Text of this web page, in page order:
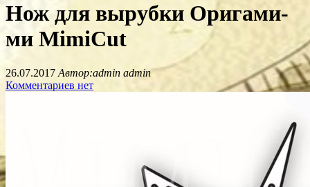
Нож для вырубки Оригами-
ми MimiCut
26.07.2017 Автор:admin admin
Комментариев нет